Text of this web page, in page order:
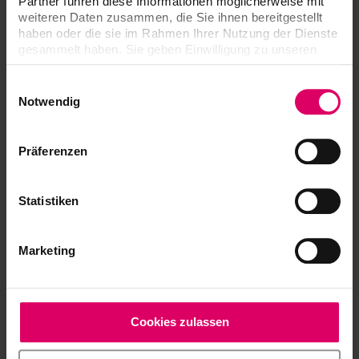
weiteren Daten zusammen, die Sie ihnen bereitgestellt
haben oder die sie im Rahmen Ihrer Nutzung der Dienste
gesammelt haben. Sie geben Einwilligung zu unseren
Notwendig
Präferenzen
Statistiken
Marketing
Cookies zulassen
20 ml
VITA YZ
EFFECT
LIQUID Pink,
1
2 and 4)
BRUSH SET
VITA YZ® HT SHADE LIQUID Starter Set 3D-
MASTER